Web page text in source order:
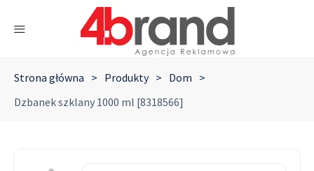
Strona główna > Produkty > Dom >
Dzbanek szklany 1000 ml [8318566]